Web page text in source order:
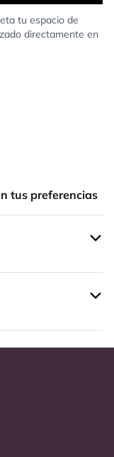
tu espacio de
directamente en
tus preferencias